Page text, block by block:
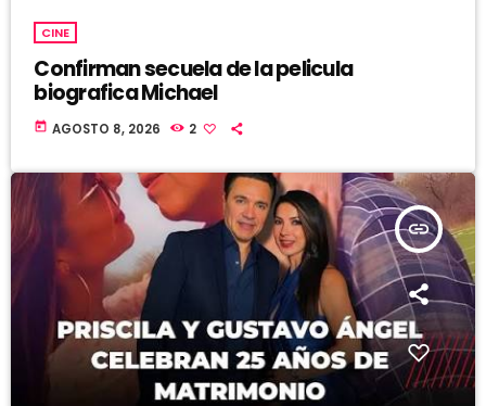
CINE
Confirman secuela de la pelicula
biografica Michael
today AGOSTO 8, 2026 2
insert_link